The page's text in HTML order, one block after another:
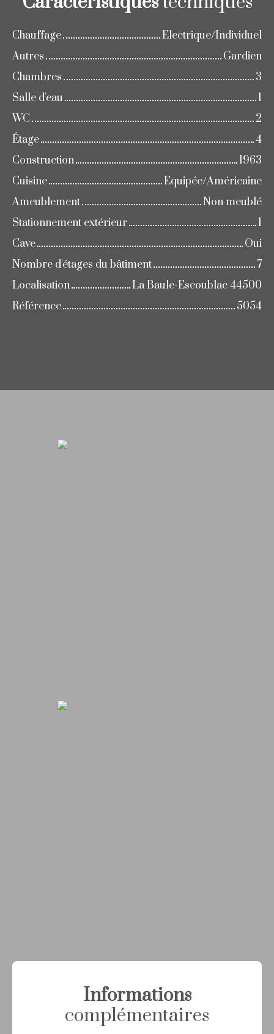
Chauffage
Electrique/Individuel
Autres
Gardien
Chambres
3
Salle d'eau
1
WC
2
Étage
4
Construction
1963
Cuisine
Equipée/Américaine
Ameublement
Non meublé
Stationnement extérieur
1
Cave
Oui
Nombre d'étages du bâtiment
7
Localisation
La Baule-Escoublac 44500
Référence
5054
Informations
complémentaires